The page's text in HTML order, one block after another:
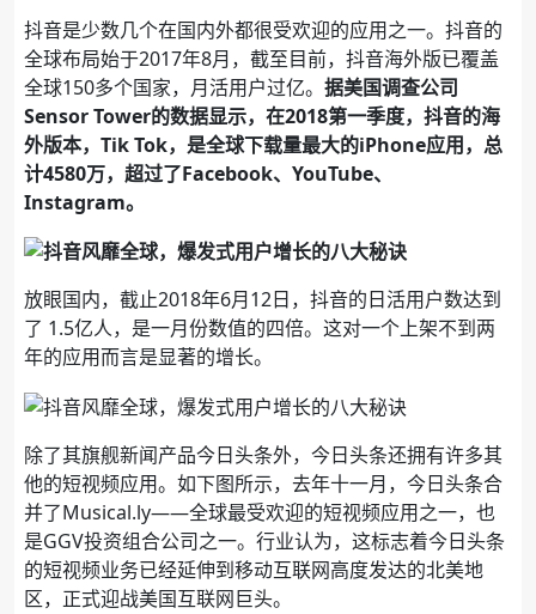
抖音是少数几个在国内外都很受欢迎的应用之一。抖音的
全球布局始于2017年8月，截至目前，抖音海外版已覆盖
全球150多个国家，月活用户过亿。 据美国调查公司
Sensor Tower的数据显示，在2018第一季度，抖音的海
外版本，Tik Tok，是全球下载量最大的iPhone应用，总
计4580万，超过了Facebook、YouTube、
Instagram。
放眼国内，截止2018年6月12日，抖音的日活用户数达到
了 1.5亿人，是一月份数值的四倍。这对一个上架不到两
年的应用而言是显著的增长。
除了其旗舰新闻产品今日头条外，今日头条还拥有许多其
他的短视频应用。如下图所示，去年十一月，今日头条合
并了Musical.ly——全球最受欢迎的短视频应用之一，也
是GGV投资组合公司之一。行业认为，这标志着今日头条
的短视频业务已经延伸到移动互联网高度发达的北美地
区，正式迎战美国互联网巨头。